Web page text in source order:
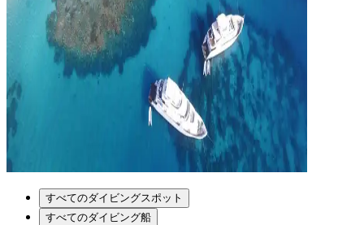
すべてのダイビングスポット
すべてのダイビング船